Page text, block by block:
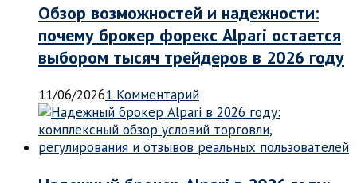
Обзор возможностей и надежности:
почему брокер форекс Alpari остается
выбором тысяч трейдеров в 2026 году
11/06/20261 Комментарий